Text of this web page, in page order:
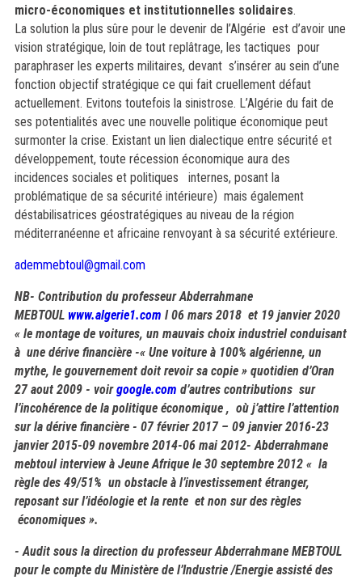
micro-économiques et institutionnelles solidaires.
Lasolution la plus sûre pour le devenir de l’Algérie est d’avoir une
vision stratégique, loin de tout replâtrage, les tactiques pour
paraphraser les experts militaires, devant s’insérer au sein d’une
fonction objectif stratégique ce qui fait cruellement défaut
actuellement. Evitons toutefois la sinistrose. L’Algérie du fait de
ses potentialités avec une nouvelle politique économique peut
surmonter la crise. Existant un lien dialectique entre sécurité et
développement, toute récession économique aura des
incidences sociales et politiques internes, posant la
problématique de sa sécurité intérieure) mais également
déstabilisatrices géostratégiques au niveau de la région
méditerranéenne et africaine renvoyant à sa sécurité extérieure.
ademmebtoul@gmail.com
NB- Contribution du professeur Abderrahmane
MEBTOUL www.algerie1.com l 06 mars 2018 et 19 janvier 2020
« le montage de voitures, un mauvais choix industriel conduisant
à une dérive financière -« Une voiture à 100% algérienne, un
mythe, le gouvernement doit revoir sa copie » quotidien d’Oran
27 aout 2009 - voirgoogle.com d’autres contributions sur
l’incohérence de la politique économique , où j’attire l’attention
sur la dérive financière - 07 février 2017 – 09 janvier 2016-23
janvier 2015-09 novembre 2014-06 mai 2012- Abderrahmane
mebtoul interview à Jeune Afrique le 30 septembre 2012 « la
règle des 49/51% un obstacle à l’investissement étranger,
reposant sur l’idéologie et la rente et non sur des règles
économiques ».
- Audit sous la direction du professeur Abderrahmane MEBTOUL
pour le compte du Ministère de l’Industrie /Energie assisté des